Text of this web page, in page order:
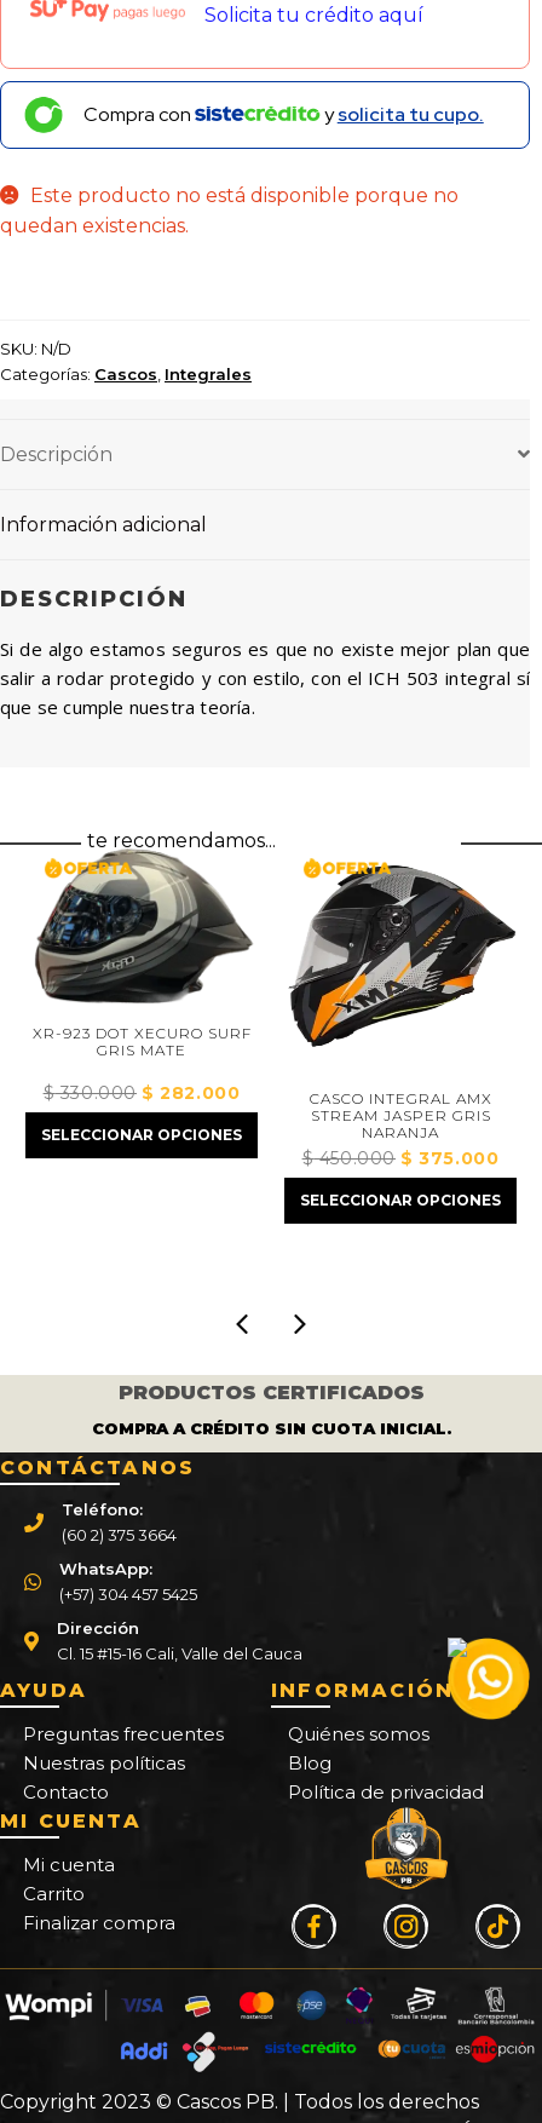
Solicita tu crédito aquí
Compra con ysolicita tu cupo.
Este producto no está disponible porque no
quedan existencias.
SKU: N/D
Categorías: Cascos Integrales
Descripción
Información adicional
DESCRIPCIÓN
Si de algo estamos seguros es que no existe mejor plan que
salir a rodar protegido y con estilo, con el ICH 503 integral sí
que se cumple nuestra teoría.
te recomendamos...
XR-923 DOT XECURO SURF
GRIS MATE
330.000El
precio
original
$ 282.000El
precio
actual
$ 282.000.
SELECCIONAR OPCIONES
CASCO INTEGRAL AMX
STREAM JASPER GRIS
NARANJA
450.000El
precio
original
$ 375.000El
precio
actual
SELECCIONAR OPCIONES
PRODUCTOS CERTIFICADOS
COMPRA A CRÉDITO SIN CUOTA INICIAL.
CONTÁCTANOS
Teléfono:
(60 2) 375 3664
WhatsApp:
(+57) 304 457 5425
Dirección
Cl. 15 #15-16 Cali, Valle del Cauca
AYUDA
Preguntas frecuentes
Nuestras políticas
Contacto
INFORMACIÓN
Quiénes somos
Blog
Política de privacidad
MI CUENTA
Mi cuenta
Carrito
Finalizar compra
Copyright 2023 © Cascos PB. | Todos los derechos